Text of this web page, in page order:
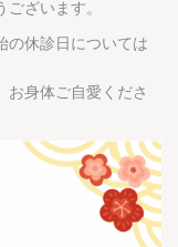
ざいます。
の休診日については
お身体ご自愛くださ